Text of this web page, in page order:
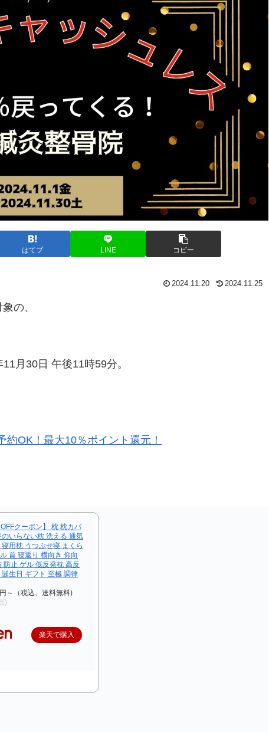
はてブ LINE コピー
2024.11.20 2024.11.25
の、
月30日 午後11時59分。
約OK！最大10％ポイント還元！
OFFクーポン】 枕 枕カバ
のいらない枕 洗える 通気
用枕 うつぶせ寝 まくら
首 寝返り 横向き 仰向
防止 ゲル 低反発枕 高反
生日 ギフト 至極 調律
～（税込、送料無料)
)
楽天で購入